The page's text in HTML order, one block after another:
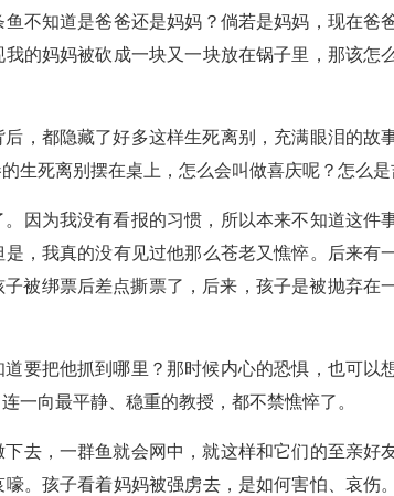
不知道是爸爸还是妈妈？倘若是妈妈，现在爸
的妈妈被砍成一块又一块放在锅子里，那该怎
，都隐藏了好多这样生死离别，充满眼泪的故
生死离别摆在桌上，怎么会叫做喜庆呢？怎么是
因为我没有看报的习惯，所以本来不知道这件
，我真的没有见过他那么苍老又憔悴。后来有
子被绑票后差点撕票了，后来，孩子是被抛弃在
要把他抓到哪里？那时候内心的恐惧，也可以
一向最平静、稳重的教授，都不禁憔悴了。
去，一群鱼就会网中，就这样和它们的至亲好
。孩子看着妈妈被强虏去，是如何害怕、哀伤